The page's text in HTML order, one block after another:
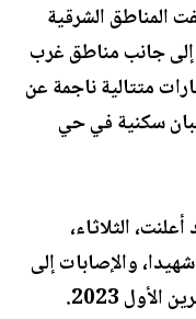
المناطق الشرقية
جانب مناطق غرب
متتالية ناجمة عن
سكنية في حي
الثلاثاء،
ارتفاع حصيلة الشهداء إلى 72,772 شهيدا، والإصابات إلى